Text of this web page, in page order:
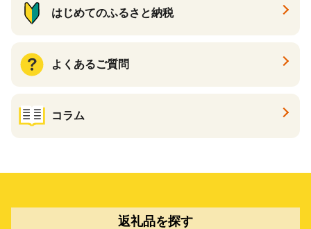
はじめてのふるさと納税
よくあるご質問
コラム
返礼品を探す